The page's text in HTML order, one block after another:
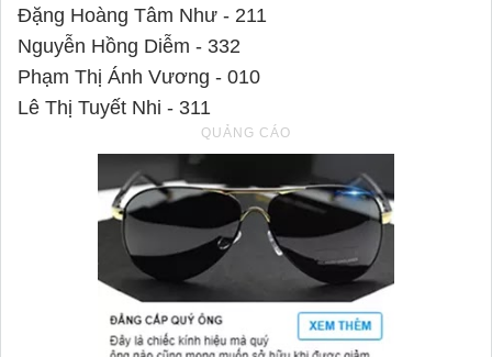
Đặng Hoàng Tâm Như - 211
Nguyễn Hồng Diễm - 332
Phạm Thị Ánh Vương - 010
Lê Thị Tuyết Nhi - 311